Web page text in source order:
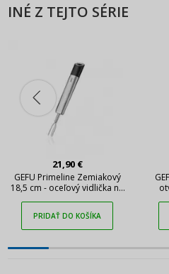
INÉ Z TEJTO SÉRIE
21,90 €
GEFU Primeline Zemiakový
18,5 cm - oceľový vidlička na
PRIDAŤ DO KOŠÍKA